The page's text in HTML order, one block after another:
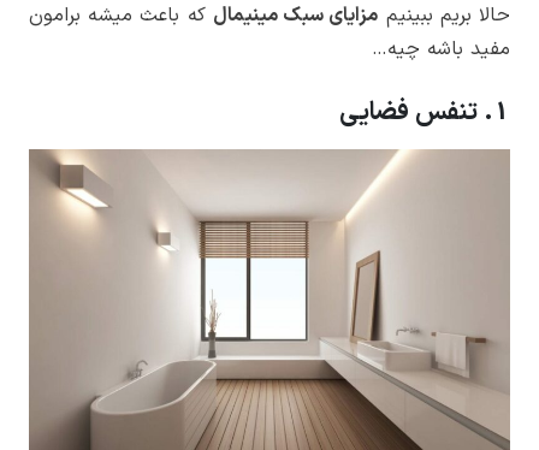
حالا بریم ببینیم مزایای سبک مینیمال که باعث میشه برامون
مفید باشه چیه…
1. تنفس فضایی